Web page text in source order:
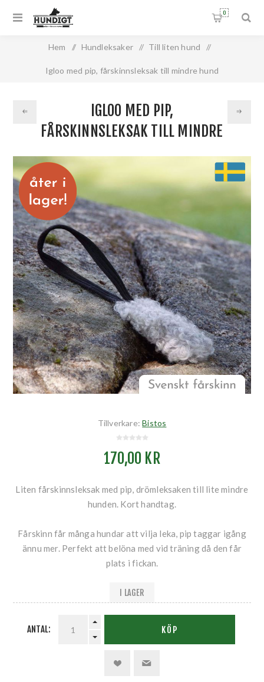
0
Hem / Hundleksaker / Till liten hund /
Igloo med pip, fårskinnsleksak till mindre hund
IGLOO MED PIP,
FÅRSKINNSLEKSAK TILL MINDRE
HUND
Tillverkare: Bistos
170,00 KR
Liten fårskinnsleksak med pip, drömleksaken till lite mindre
hunden. Kort handtag.
Fårskinn får många hundar att vilja leka, pip taggar igång
ännu mer. Perfekt att belöna med vid träning då den får
plats i fickan.
I LAGER
ANTAL: KÖP